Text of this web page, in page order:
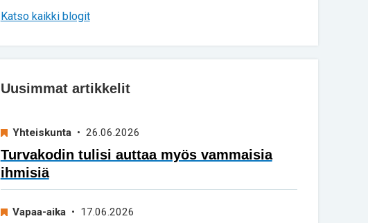
Katso kaikki blogit
Uusimmat artikkelit
Yhteiskunta• 26.06.2026
Turvakodin tulisi auttaa myös vammaisia
ihmisiä
Vapaa-aika• 17.06.2026